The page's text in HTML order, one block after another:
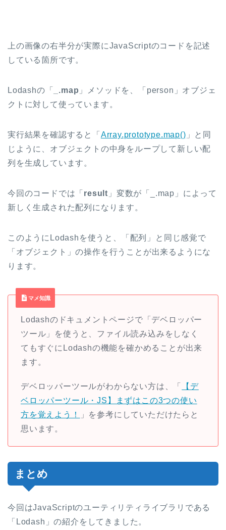
上の画像の右半分が実際にJavaScriptのコードを記述
している箇所です。
Lodashの「 _.map 」メソッドを、「person」オブジェ
クトに対して使っています。
実行結果を確認すると「 Array.prototype.map() 」と同
じように、オブジェクトの中身をループして新しい配
列を生成しています。
今回のコードでは「 result 」変数が「_.map」によって
新しく生成された配列になります。
このようにLodashを使うと、「配列」と同じ感覚で
「オブジェクト」の操作を行うことが出来るようにな
ります。
マメ知識
Lodashのドキュメントページで「デベロッパー
ツール」を使うと、ファイル読み込みをしなく
てもすぐにLodashの機能を確かめることが出来
ます。
デベロッパーツールがわからない方は、「
【デ
ベロッパーツール・JS】まずはこの3つの使い
方を覚えよう！
」を参考にしていただけたらと
思います。
まとめ
今回はJavaScriptのユーティリティライブラリである
「Lodash」の紹介をしてきました。